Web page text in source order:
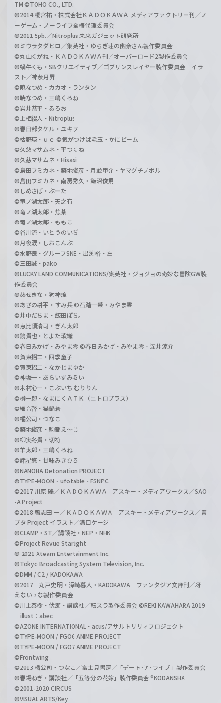
TM ©TOHO CO., LTD.
©2014 榎宮祐・株式会社ＫＡＤＯＫＡＷＡ メディアファクトリー刊／ノ
ーゲーム・ノーライフ全権代理委員会
©2011 5pb.／Nitroplus 未来ガジェット研究所
©ミウラタダヒロ／集英社・ゆらぎ荘の幽奈さん製作委員会
©丸山くがね・ＫＡＤＯＫＡＷＡ刊／オーバーロード2製作委員会
©蝸牛くも・SBクリエイティブ／ゴブリンスレイヤー製作委員会 イラ
スト／神奈月昇
©暁なつめ・カカオ・ランタン
©暁なつめ・三嶋くろね
©岩井恭平・るろお
©上栖綴人・Nitroplus
©春日部タケル・ユキヲ
©枯野瑛・ｕｅ ©気がつけば毛玉・かにビーム
©久慈マサムネ・平つくね
©久慈マサムネ・Hisasi
©島田フミカネ・築地俊彦・月並甲介・ヤマグチノボル
©島田フミカネ・南房秀久・飯沼俊規
©しめさば・ぶーた
©竜ノ湖太郎・天之有
©竜ノ湖太郎・焦茶
©竜ノ湖太郎・ももこ
©谷川流・いとうのいぢ
©月夜涙・しおこんぶ
©水野良・グループSNE・出渕裕・左
©三田誠・pako
©LUCKY LAND COMMUNICATIONS/集英社・ジョジョの奇妙な冒険GW製
作委員会
©葵せきな・狗神煌
©あざの耕平・すみ兵 ©石踏一榮・みやま零
©井中だちま・飯田ぽち。
©恵比須清司・ぎん太郎
©鏡貴也・とよた瑣織
©春日みかげ・みやま零 ©春日みかげ・みやま零・深井涼介
©賀東招二・四季童子
©賀東招二・なかじまゆか
©神坂一・あらいずみるい
©木村心一・こぶいち むりりん
©榊一郎・なまにくＡＴＫ（ニトロプラス）
©細音啓・猫鍋蒼
©橘公司・つなこ
©築地俊彦・駒都え～じ
©柳実冬貴・切符
©羊太郎・三嶋くろね
©諸星悠・甘味みきひろ
©NANOHA Detonation PROJECT
©TYPE-MOON・ufotable・FSNPC
©2017 川原 礫／ＫＡＤＯＫＡＷＡ アスキー・メディアワークス／SAO
-A Project
©2018 鴨志田 一／ＫＡＤＯＫＡＷＡ アスキー・メディアワークス／青
ブタ Project イラスト／溝口ケージ
©CLAMP・ST／講談社・NEP・NHK
©Project Revue Starlight
© 2021 Ateam Entertainment Inc.
©Tokyo Broadcasting System Television, Inc.
©DMM / C2 / KADOKAWA
©2017 丸戸史明・深崎暮人・KADOKAWA ファンタジア文庫刊／冴
えない♭な製作委員会
©川上泰樹・伏瀬・講談社／転スラ製作委員会 ©REKI KAWAHARA 2019
illust：abec
©AZONE INTERNATIONAL・acus/アサルトリリィプロジェクト
©TYPE-MOON / FGO6 ANIME PROJECT
©TYPE-MOON / FGO7 ANIME PROJECT
©Frontwing
©2013 橘公司・つなこ／富士見書房／「デート･ア･ライブ」製作委員会
©春場ねぎ・講談社／「五等分の花嫁」製作委員会 ®KODANSHA
©2001-2020 CIRCUS
©VISUAL ARTS/Key